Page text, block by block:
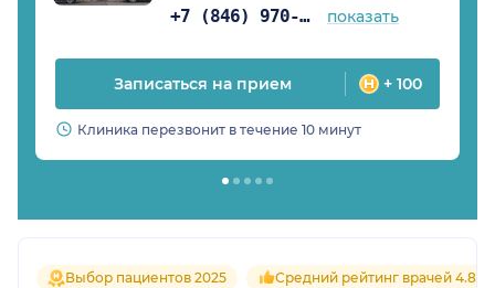
+7 (846) 970-74-07 показать
Записаться на прием + 100
Клиника перезвонит в течение 10 минут
Выбор пациентов 2025 Средний рейтинг врачей 4.8